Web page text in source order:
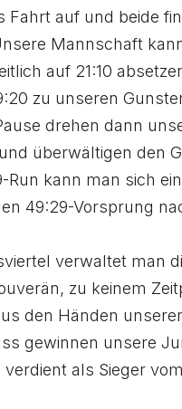
Fahrt auf und beide
Mannschaft
auf 21:10
zu unseren
drehen dann
überwältigen den
Run kann man sich
49:29-Vorsprung
verwaltet man
zu keinem
den Händen
gewinnen unsere
als Sieger